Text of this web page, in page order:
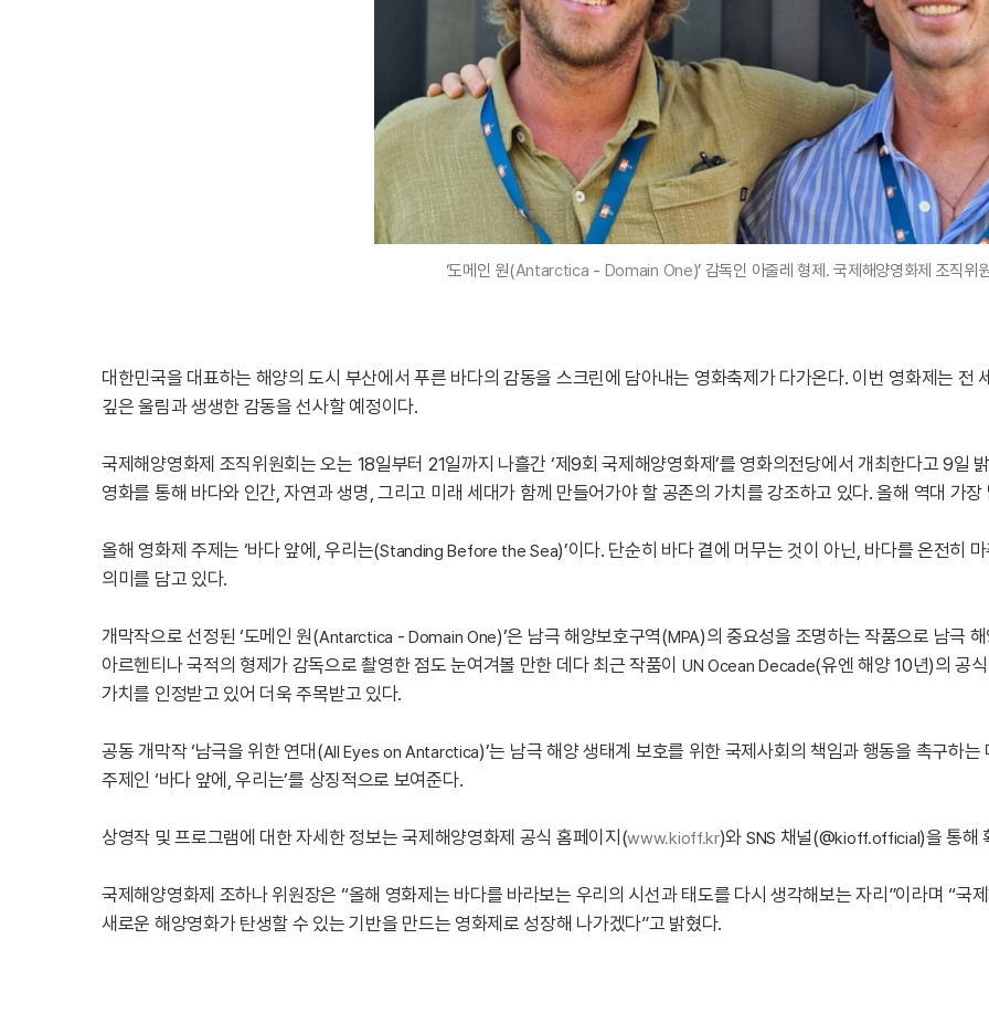
‘도메인 원(Antarctica - Domain One)’ 감독인 아줄레 형제. 국제해양영화제 조직위
대한민국을 대표하는 해양의 도시 부산에서 푸른 바다의 감동을 스크린에 담아내는 영화축제가 다가온다. 이번 영화제는 전
깊은 울림과 생생한 감동을 선사할 예정이다.
국제해양영화제 조직위원회는 오는 18일부터 21일까지 나흘간 ‘제9회 국제해양영화제’를 영화의전당에서 개최한다고 9일
영화를 통해 바다와 인간, 자연과 생명, 그리고 미래 세대가 함께 만들어가야 할 공존의 가치를 강조하고 있다. 올해 역대 가
올해 영화제 주제는 ‘바다 앞에, 우리는(Standing Before the Sea)’이다. 단순히 바다 곁에 머무는 것이 아닌, 바다를 온전히
의미를 담고 있다.
개막작으로 선정된 ‘도메인 원(Antarctica -Domain One)’은 남극 해양보호구역(MPA)의 중요성을 조명하는 작품으로 남극
아르헨티나 국적의 형제가 감독으로 촬영한 점도 눈여겨볼 만한 데다 최근 작품이 UN Ocean Decade(유엔 해양 10년)의 공
가치를 인정받고 있어 더욱 주목받고 있다.
공동 개막작 ‘남극을 위한 연대(All Eyes on Antarctica)’는 남극 해양 생태계 보호를 위한 국제사회의 책임과 행동을 촉구하
주제인 ‘바다 앞에, 우리는’를 상징적으로 보여준다.
상영작 및 프로그램에 대한 자세한 정보는 국제해양영화제 공식 홈페이지(www.kioff.kr)와 SNS 채널(@kioff.official)을 통해
국제해양영화제 조하나 위원장은 “올해 영화제는 바다를 바라보는 우리의 시선과 태도를 다시 생각해보는 자리”이라며 “국
새로운 해양영화가 탄생할 수 있는 기반을 만드는 영화제로 성장해 나가겠다”고 밝혔다.